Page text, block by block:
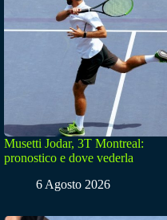
Musetti Jodar, 3T Montreal:
pronostico e dove vederla
6 Agosto 2026